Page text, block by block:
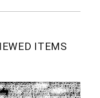
ITEMS